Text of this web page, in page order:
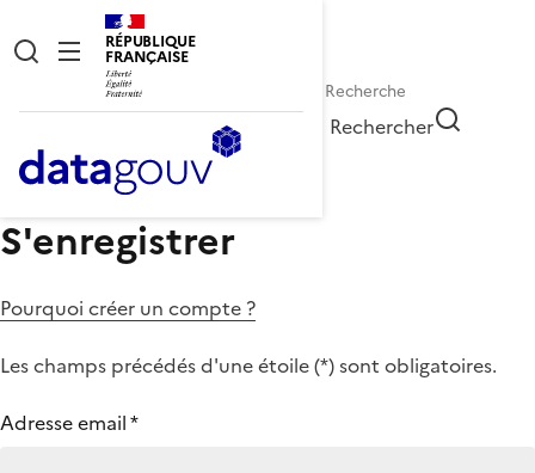
RÉPUBLIQUE
FRANÇAISE
Rechercher
S'enregistrer
Pourquoi créer un compte ?
Les champs précédés d'une étoile (*) sont obligatoires.
Adresse email*